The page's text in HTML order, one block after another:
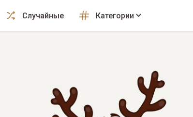
Случайные Категории